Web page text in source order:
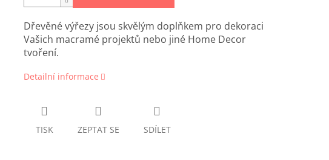
Dřevěné výřezy jsou skvělým doplňkem pro dekoraci
Vašich macramé projektů nebo jiné Home Decor
tvoření.
Detailní informace
TISK ZEPTAT SE SDÍLET